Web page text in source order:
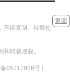
返回
不得复制、转载使
转载授权。
05117926号 ]